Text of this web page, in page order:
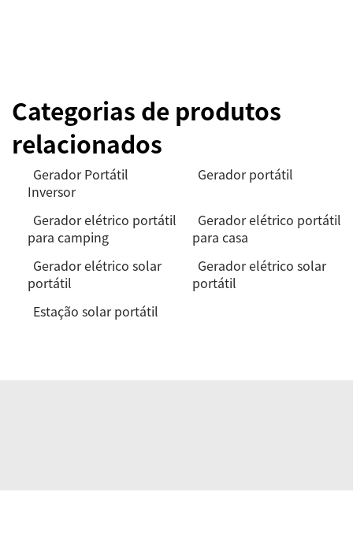
Categorias de produtos
relacionados
Gerador Portátil
Inversor
Gerador portátil
Gerador elétrico portátil
para camping
Gerador elétrico portátil
para casa
Gerador elétrico solar
portátil
Gerador elétrico solar
portátil
Estação solar portátil